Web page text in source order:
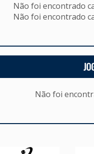
Não foi encontrado
Não foi encontrado
Não foi